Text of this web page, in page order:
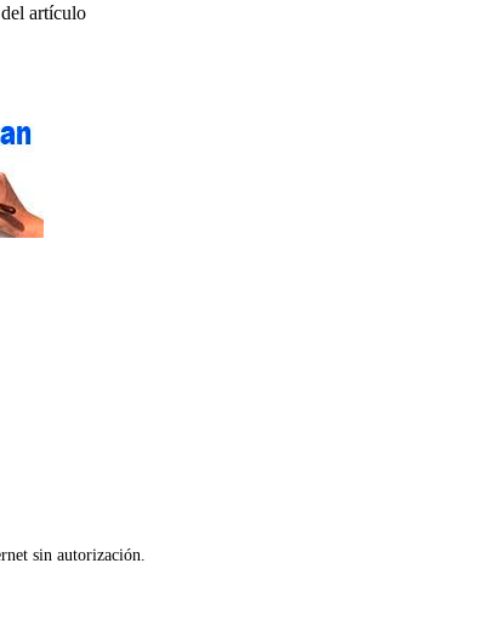
artículo
sin autorización.